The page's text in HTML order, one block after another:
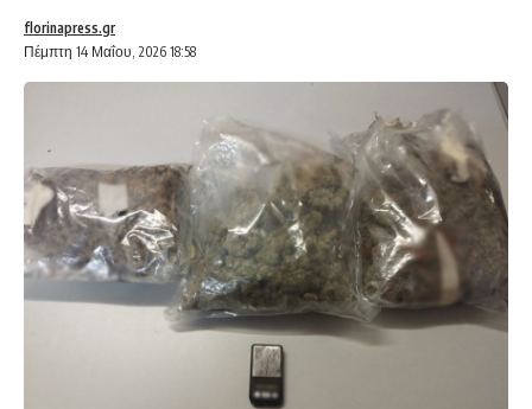
Πέμπτη 14 Μαΐου, 2026 18:58
florinapress.gr